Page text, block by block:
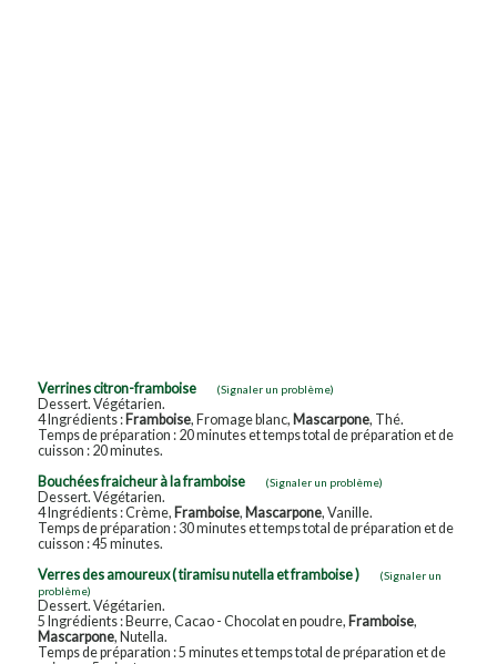
Verrines citron-framboise (Signaler un problème)
Dessert. Végétarien.
4 Ingrédients : Framboise, Fromage blanc, Mascarpone, Thé.
Temps de préparation : 20 minutes et temps total de préparation et de
cuisson : 20 minutes.
Bouchées fraicheur à la framboise
(Signaler un problème)
Dessert. Végétarien.
4 Ingrédients : Crème, Framboise, Mascarpone, Vanille.
Temps de préparation : 30 minutes et temps total de préparation et de
cuisson : 45 minutes.
Verres des amoureux ( tiramisu nutella et framboise )
(Signaler un
problème)
Dessert. Végétarien.
5 Ingrédients : Beurre, Cacao - Chocolat en poudre, Framboise,
Mascarpone, Nutella.
Temps de préparation : 5 minutes et temps total de préparation et de